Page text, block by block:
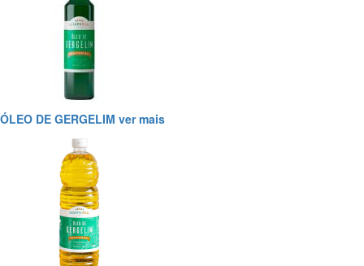
ÓLEO DE GERGELIM ver mais